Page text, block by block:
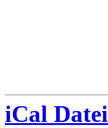
iCal Datei